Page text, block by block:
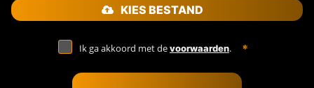
KIES BESTAND
Ik ga akkoord met devoorwaarden.